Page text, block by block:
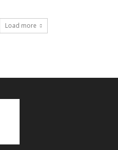
Load more